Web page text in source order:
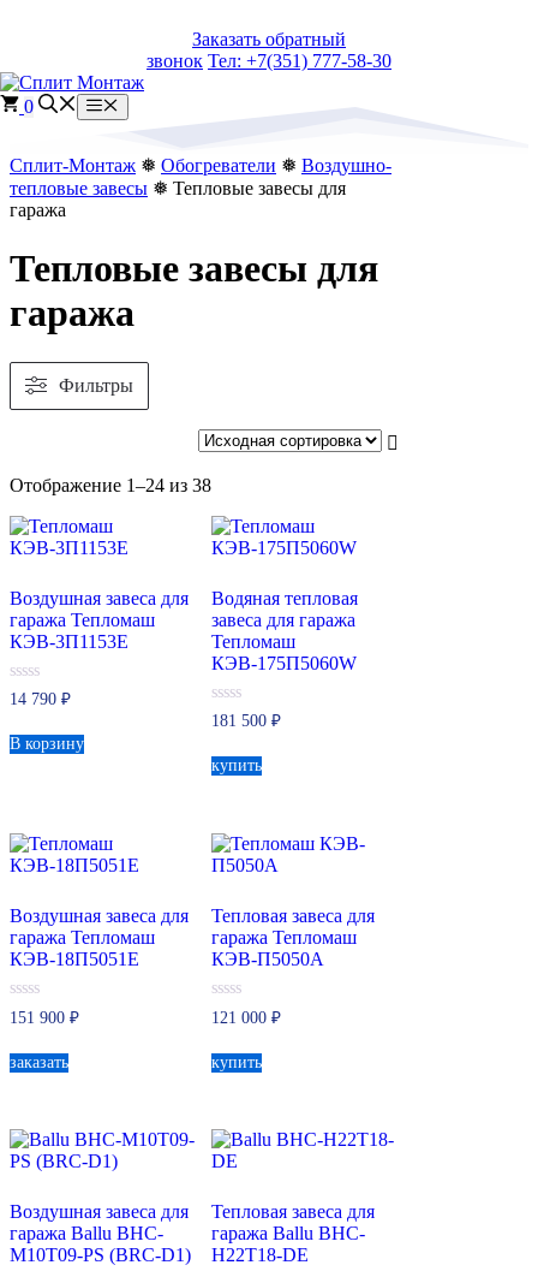
Заказать обратный
звонок Тел: +7(351) 777-58-30
0 Меню
Сплит-Монтаж ❅ Обогреватели ❅ Воздушно-
тепловые завесы ❅ Тепловые завесы для
гаража
Тепловые завесы для
гаража
Фильтры
Отображение 1–24 из 38Сортировка:
недавние
Воздушная завеса для
гаража Тепломаш
КЭВ-3П1153Е
0
из
14 790 ₽
В корзину
Водяная тепловая
завеса для гаража
Тепломаш
КЭВ-175П5060W
0
из
181 500₽
купить
Воздушная завеса для
гаража Тепломаш
КЭВ-18П5051Е
0
из
151 900 ₽
заказать
Тепловая завеса для
гаража Тепломаш
КЭВ-П5050A
0
из
121 000₽
купить
Воздушная завеса для
гаража Ballu BHC-
M10T09-PS (BRC-D1)
Тепловая завеса для
гаража Ballu BHC-
H22T18-DE